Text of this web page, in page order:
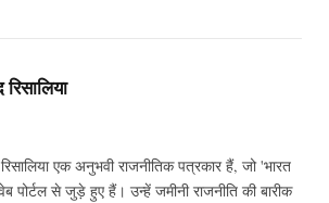
रिसालिया
एक अनुभवी राजनीतिक पत्रकार हैं, जो 'भारत
पोर्टल से जुड़े हुए हैं। उन्हें जमीनी राजनीति की बारीक